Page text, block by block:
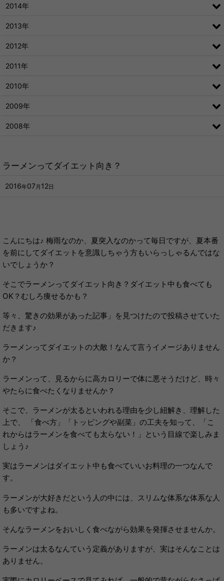
ラーメンってダイエット向き？
2016年07 月 12日
こんにちは♪ 梅雨なのか、夏突入なのかって毎日ですが、夏本番
を前にしてダイエットを意識しちゃう方もいらっしゃるんではな
いでしょうか？
そこでラーメンってダイエット向き？ダイエット中も食べても
OK？むしろ痩せるかも？
等々、驚きの効果があった記事」を見つけたので投稿させていた
だきます♪
ラーメンってダイエットの大敵！なんて言うイメージありません
か？
ラーメンって、見るからに高カロリーで体に悪そうだけど、時々
やたらに食べたくなりませんか？
そこで、ラーメンが太るといわれる理由を少し紐解き、理解した
上で、 「食べ方」「トッピングや副菜」の工夫を知って、「こ
れからはラーメンを食べても太らない！」という目線で楽しみま
しょう♪
実はラーメンはダイエット中も食べていいお料理の一つなんで
す。
ラーメンが大好きだという人の中には、スリムな体系な体系な人
も多いですよね。
そんなラーメンをおいしく食べながら効果を発揮させませんか。
ラーメンは太るなんていう定義がありますが、実はそんなことは
ありません。
2014年
2013年
2012年
2011年
2010年
2009年
2008年